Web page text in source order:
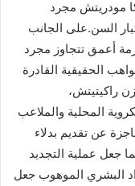
مودريتش مجرد
السن.على الجانب
أعمق تتجاوز مجرد
الحقيقية القادرة
راكيتيتش،
المحلية والملاعب
عن تقديم بدلاء
جعل عملية التجديد
البشري الموهوب جعل